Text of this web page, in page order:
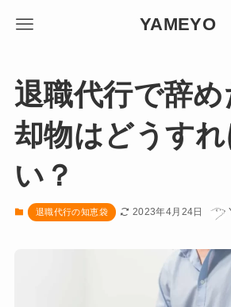
YAMEYO
退職代行で辞
却物はどうす
い？
退職代行の知恵袋 2023年4月24日